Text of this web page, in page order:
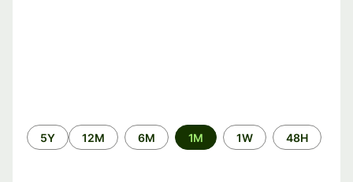
الفترة
الزمنية
48H
1W
1M
6M
12M
5Y